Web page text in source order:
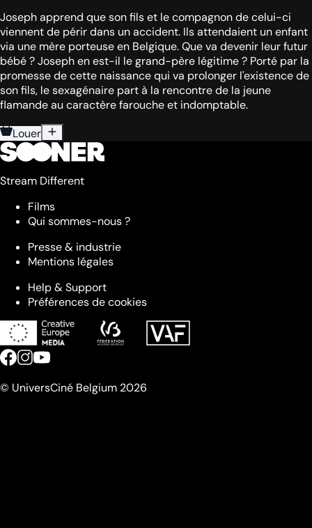
Joseph apprend que son fils et le compagnon de celui-ci
viennent de périr dans un accident. Ils attendaient un enfant
via une mère porteuse en Belgique. Que va devenir leur futur
bébé ? Joseph en est-il le grand-père légitime ? Porté par la
promesse de cette naissance qui va prolonger l'existence de
son fils, le sexagénaire part à la rencontre de la jeune
flamande au caractère farouche et indomptable.
Louer
Stream Different
Films
Qui sommes-nous ?
Presse & industrie
Mentions légales
Help & Support
Préférences de cookies
© UniversCiné Belgium 2026